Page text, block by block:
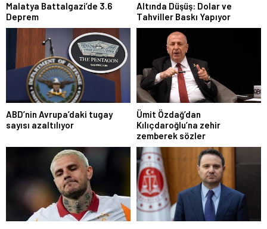
Malatya Battalgazi’de 3.6
Deprem
Altında Düşüş: Dolar ve
Tahviller Baskı Yapıyor
ABD’nin Avrupa’daki tugay
sayısı azaltılıyor
Ümit Özdağ’dan
Kılıçdaroğlu’na zehir
zemberek sözler